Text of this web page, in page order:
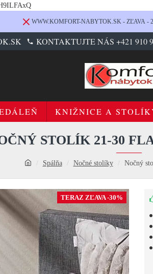
WWW.KOMFORT-NABYTOK.SK - ZĽAVA
KONTAKTUJTE NÁS +421 910
KNIŽNICE A
Spálňa Nočné stolíky Nočný
STOLÍK 21-30
TERAZ ZĽAVA -30%